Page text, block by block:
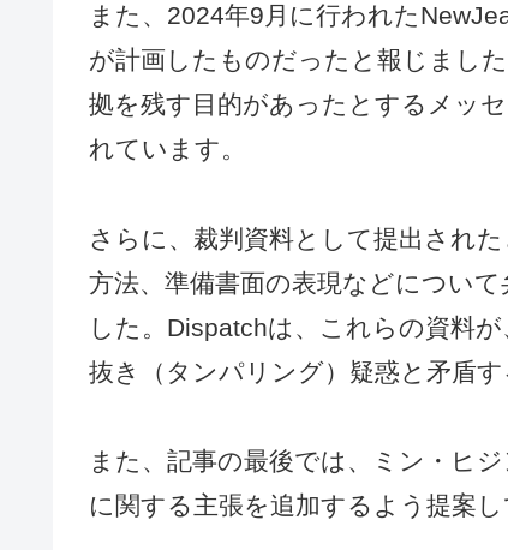
また、2024年9月に行われた
が計画したものだったと報じまし
拠を残す目的があったとするメッ
れています。
さらに、裁判資料として提出され
方法、準備書面の表現などについ
した。Dispatchは、これらの資料
抜き（タンパリング）疑惑と矛盾
また、記事の最後では、ミン・ヒ
に関する主張を追加するよう提案